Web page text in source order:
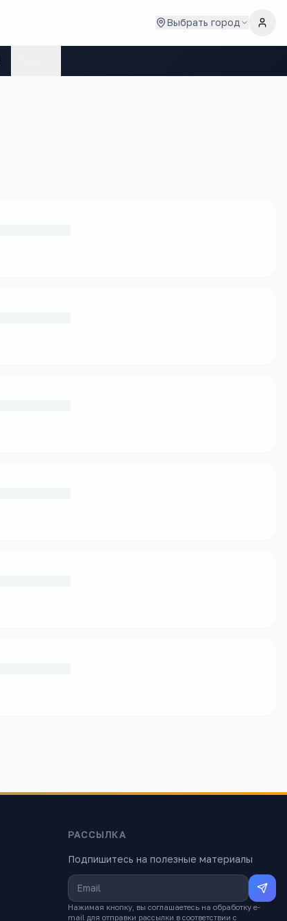
Выбрать город
РАССЫЛКА
Подпишитесь на полезные материалы
Нажимая кнопку, вы соглашаетесь на обработку e-
mail для отправки рассылки в соответствии с